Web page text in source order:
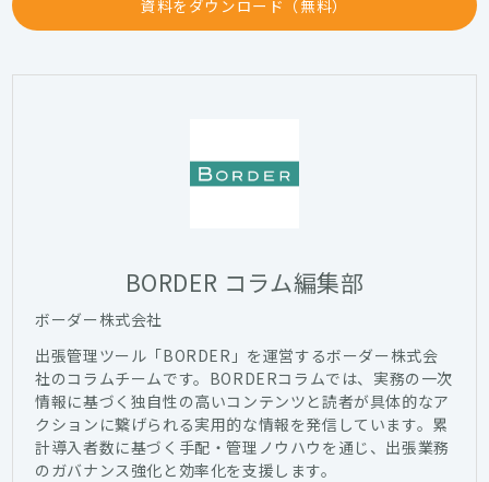
資料をダウンロード（無料）
BORDER コラム編集部
ボーダー株式会社
出張管理ツール「BORDER」を運営するボーダー株式会
社のコラムチームです。BORDERコラムでは、実務の一次
情報に基づく独自性の高いコンテンツと読者が具体的なア
クションに繋げられる実用的な情報を発信しています。累
計導入者数に基づく手配・管理ノウハウを通じ、出張業務
のガバナンス強化と効率化を支援します。